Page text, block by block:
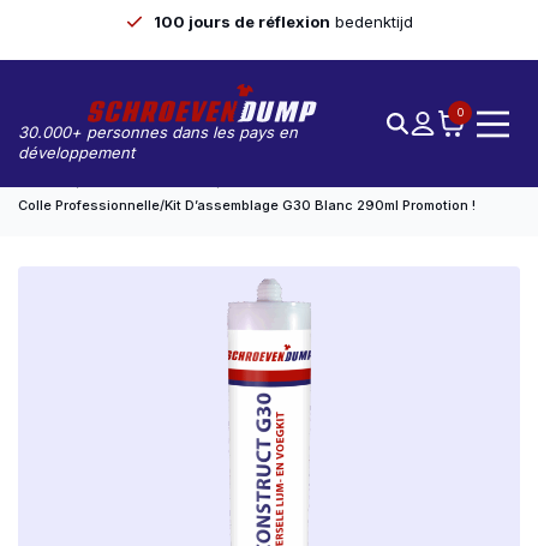
100 jours de réflexion bedenktijd
30.000+ personnes dans les pays en
développement
0
Colle Professionnelle/kit D’assemblage G30 Blanc 290ml Promotion !